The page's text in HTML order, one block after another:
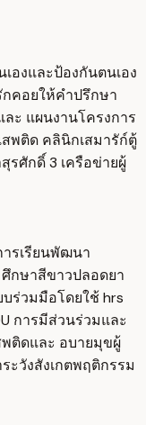
องและป้องกันตนเอง
กคอยให้คำปรึกษา
ะ แผนงานโครงการ
พติด คลินิกเสมารัก์ตู้
รศักดิ์ 3 เครือข่ายผู้
รเรียนพัฒนา
กษาสีขาวปลอดยา
ร่วมมือโดยใช้ hrs
การมีส่วนร่วมและ
ติดและ อบายมุขผู้
วังสังเกตพฤติกรรม